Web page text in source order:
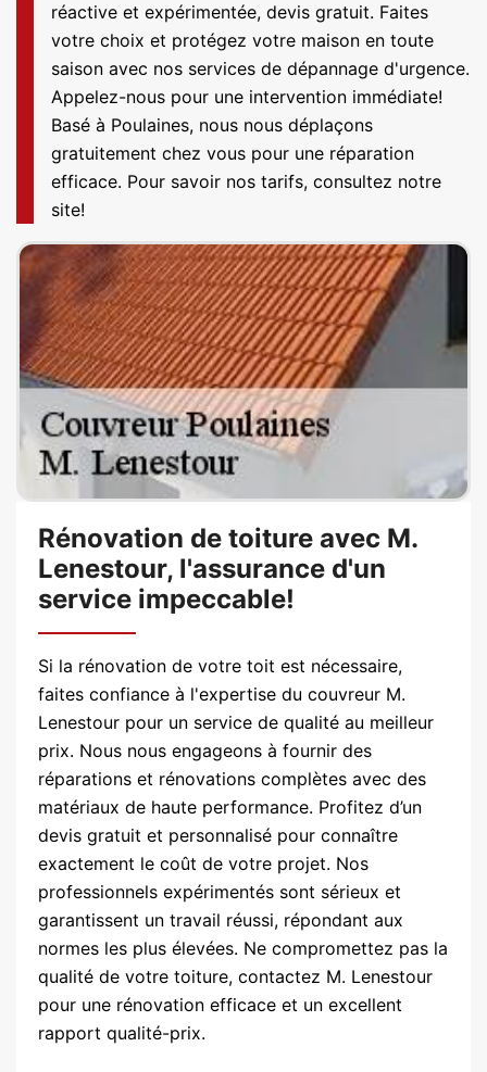
réactive et expérimentée, devis gratuit. Faites
votre choix et protégez votre maison en toute
saison avec nos services de dépannage d'urgence.
Appelez-nous pour une intervention immédiate!
Basé à Poulaines, nous nous déplaçons
gratuitement chez vous pour une réparation
efficace. Pour savoir nos tarifs, consultez notre
site!
Rénovation de toiture avec M.
Lenestour, l'assurance d'un
service impeccable!
Si la rénovation de votre toit est nécessaire,
faites confiance à l'expertise du couvreur M.
Lenestour pour un service de qualité au meilleur
prix. Nous nous engageons à fournir des
réparations et rénovations complètes avec des
matériaux de haute performance. Profitez d’un
devis gratuit et personnalisé pour connaître
exactement le coût de votre projet. Nos
professionnels expérimentés sont sérieux et
garantissent un travail réussi, répondant aux
normes les plus élevées. Ne compromettez pas la
qualité de votre toiture, contactez M. Lenestour
pour une rénovation efficace et un excellent
rapport qualité-prix.